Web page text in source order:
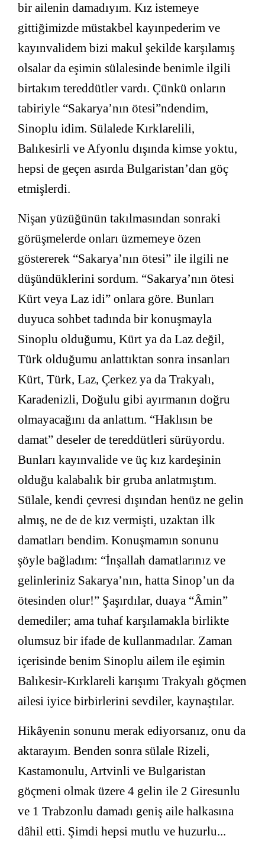
bir ailenin damadıyım. Kız istemeye
gittiğimizde müstakbel kayınpederim ve
kayınvalidem bizi makul şekilde karşılamış
olsalar da eşimin sülalesinde benimle ilgili
birtakım tereddütler vardı. Çünkü onların
tabiriyle “Sakarya’nın ötesi”ndendim,
Sinoplu idim. Sülalede Kırklarelili,
Balıkesirli ve Afyonlu dışında kimse yoktu,
hepsi de geçen asırda Bulgaristan’dan göç
etmişlerdi.
Nişan yüzüğünün takılmasından sonraki
görüşmelerde onları üzmemeye özen
göstererek “Sakarya’nın ötesi” ile ilgili ne
düşündüklerini sordum. “Sakarya’nın ötesi
Kürt veya Laz idi” onlara göre. Bunları
duyuca sohbet tadında bir konuşmayla
Sinoplu olduğumu, Kürt ya da Laz değil,
Türk olduğumu anlattıktan sonra insanları
Kürt, Türk, Laz, Çerkez ya da Trakyalı,
Karadenizli, Doğulu gibi ayırmanın doğru
olmayacağını da anlattım. “Haklısın be
damat” deseler de tereddütleri sürüyordu.
Bunları kayınvalide ve üç kız kardeşinin
olduğu kalabalık bir gruba anlatmıştım.
Sülale, kendi çevresi dışından henüz ne gelin
almış, ne de de kız vermişti, uzaktan ilk
damatları bendim. Konuşmamın sonunu
şöyle bağladım: “İnşallah damatlarınız ve
gelinleriniz Sakarya’nın, hatta Sinop’un da
ötesinden olur!” Şaşırdılar, duaya “Âmin”
demediler; ama tuhaf karşılamakla birlikte
olumsuz bir ifade de kullanmadılar. Zaman
içerisinde benim Sinoplu ailem ile eşimin
Balıkesir-Kırklareli karışımı Trakyalı göçmen
ailesi iyice birbirlerini sevdiler, kaynaştılar.
Hikâyenin sonunu merak ediyorsanız, onu da
aktarayım. Benden sonra sülale Rizeli,
Kastamonulu, Artvinli ve Bulgaristan
göçmeni olmak üzere 4 gelin ile 2 Giresunlu
ve 1 Trabzonlu damadı geniş aile halkasına
dâhil etti. Şimdi hepsi mutlu ve huzurlu...